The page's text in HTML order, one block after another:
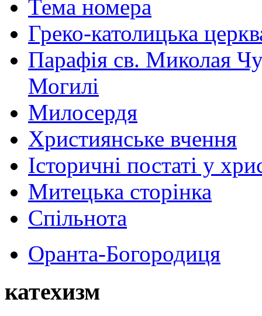
Тема номера
Греко-католицька
Парафія св. Миколая
Могилі
Милосердя
Християнське вчення
Історичні постаті у
Митецька сторінка
Спільнота
Оранта-Богородиця
катехизм